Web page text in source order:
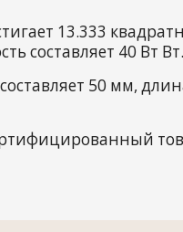
13.333
составляет 40 Вт
50 мм,